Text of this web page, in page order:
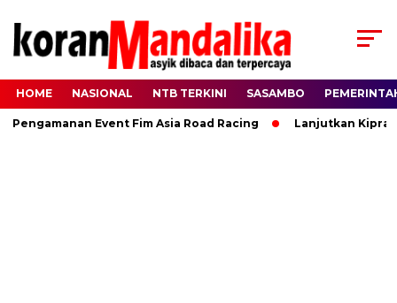
HOME NASIONAL NTB TERKINI SASAMBO
Event Fim Asia Road Racing Lanjutkan Kiprah